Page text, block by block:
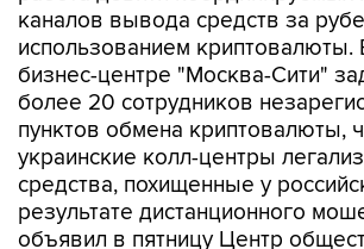
бизнес-центре "Москва-Сити"
более 20 сотрудников
пунктов обмена криптовалюты,
украинские колл-центры
средства, похищенные у
результате дистанционного
объявил в пятницу Центр
связей (ЦОС) ФСБ.